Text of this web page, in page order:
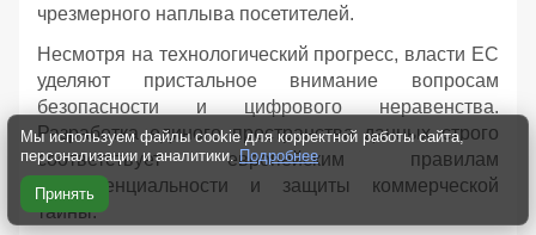
чрезмерного наплыва посетителей.
Несмотря на технологический прогресс, власти ЕС
уделяют пристальное внимание вопросам
безопасности и цифрового неравенства.
Разработка единого пространства данных строго
соответствует европейским правилам
конфиденциальности и защиты коммерческой
тайны.
Мы используем файлы cookie для корректной работы сайта,
персонализации и аналитики. Подробнее
Принять